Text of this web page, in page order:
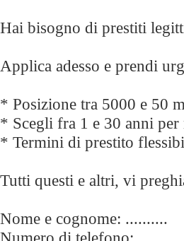
Hai bisogno di prestiti
Applica adesso e prendi
* Posizione tra 5000 e 50
* Scegli fra 1 e 30 anni per
* Termini di prestito
Tutti questi e altri, vi
Nome e cognome: ..........